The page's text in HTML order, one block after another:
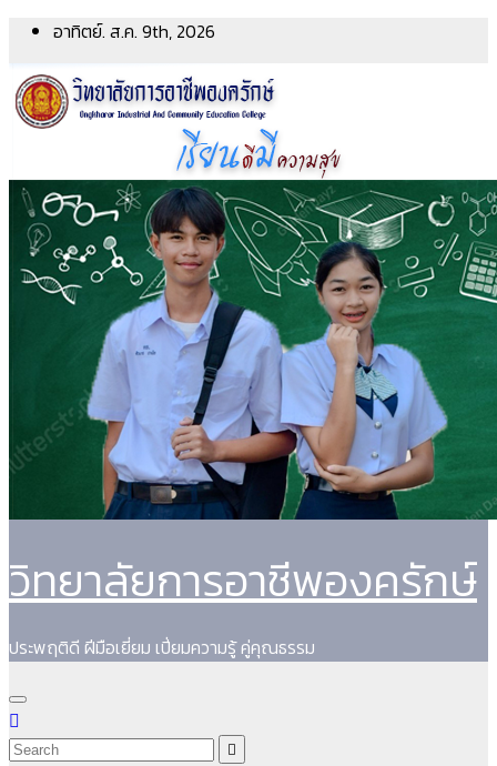
Skip
content
อาทิตย์. ส.ค. 9th, 2026
วิทยาลัยการอาชีพองครักษ์
ประพฤติดี ฝีมือเยี่ยม เปี่ยมความรู้ คู่คุณธรรม